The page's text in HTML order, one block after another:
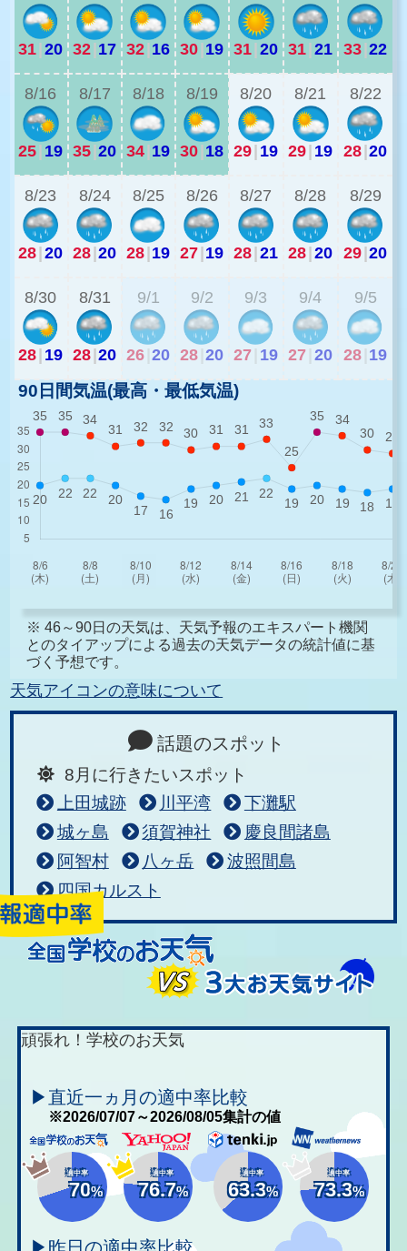
31|20 32|17 32|16 30|19 31|20 31|21 33|22
8/16
25| 19
8/17
35|20
8/18
34|19
8/19
30|18
8/20
29| 19
8/21
29| 19
8/22
28|20
8/23
28|20
8/24
28|20
8/25
28|19
8/26
27|19
8/27
28|21
8/28
28|20
8/29
29|20
8/30
28| 19
8/31
28|20
9/1
26 20
9/2
28 20
9/3
27 19
9/4
27 20
9/5
28 19
90日間気温(最高・最低気温)
※ 46～90日の天気は、天気予報のエキスパート機関
とのタイアップによる過去の天気データの統計値に基
づく予想です。
天気アイコンの意味について
話題のスポット
8月に行きたいスポット
上田城跡
川平湾
下灘駅
城ヶ島
須賀神社
慶良間諸島
阿智村
八ヶ岳
波照間島
四国カルスト
頑張れ！学校のお天気
▶直近一ヵ月の適中率比較
※2026/07/07～2026/08/05集計の値
適中率
70%
適中率
76.7%
適中率
63.3%
適中率
73.3%
▶昨日の適中率比較